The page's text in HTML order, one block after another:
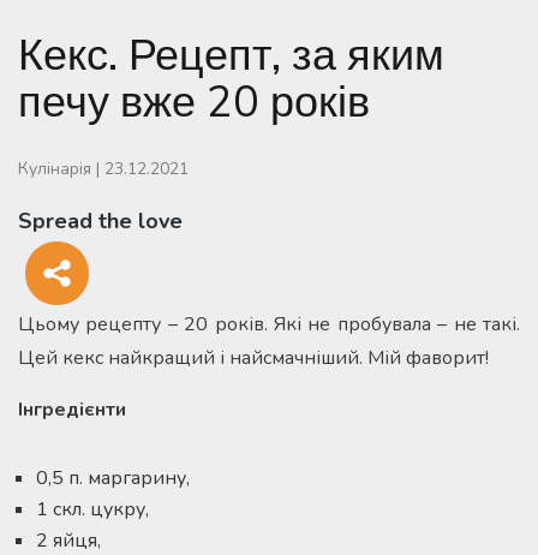
Кекс. Рецепт, за яким
печу вже 20 років
Кулінарія | 23.12.2021
Spread the love
Цьому рецепту – 20 років. Які не пробувала – не такі.
Цей кекс найкращий і найсмачніший. Мій фаворит!
Інгредієнти
0,5 п. маргарину,
1 скл. цукру,
2 яйця,